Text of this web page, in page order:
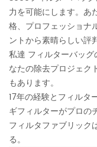
力を可能にします。
格、プロフェッショナ
ントから素晴らしい評
私達 フィルターバッ
なたの除去プロジェク
もあります。
17年の経験とフィルタ
ギフィルターがプロの
フィルタファブリック
る。